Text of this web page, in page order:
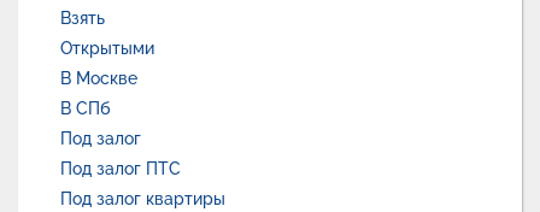
Взять
Открытыми
В Москве
В СПб
Под залог
Под залог ПТС
Под залог квартиры